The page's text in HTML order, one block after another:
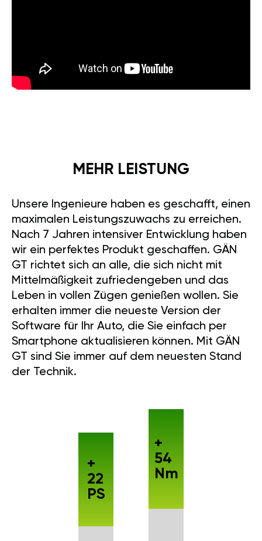
MEHR LEISTUNG
Unsere Ingenieure haben es geschafft, einen
maximalen Leistungszuwachs zu erreichen.
Nach 7 Jahren intensiver Entwicklung haben
wir ein perfektes Produkt geschaffen. GÄN
GT richtet sich an alle, die sich nicht mit
Mittelmäßigkeit zufriedengeben und das
Leben in vollen Zügen genießen wollen. Sie
erhalten immer die neueste Version der
Software für Ihr Auto, die Sie einfach per
Smartphone aktualisieren können. Mit GÄN
GT sind Sie immer auf dem neuesten Stand
der Technik.
+
22
PS
+
54
Nm